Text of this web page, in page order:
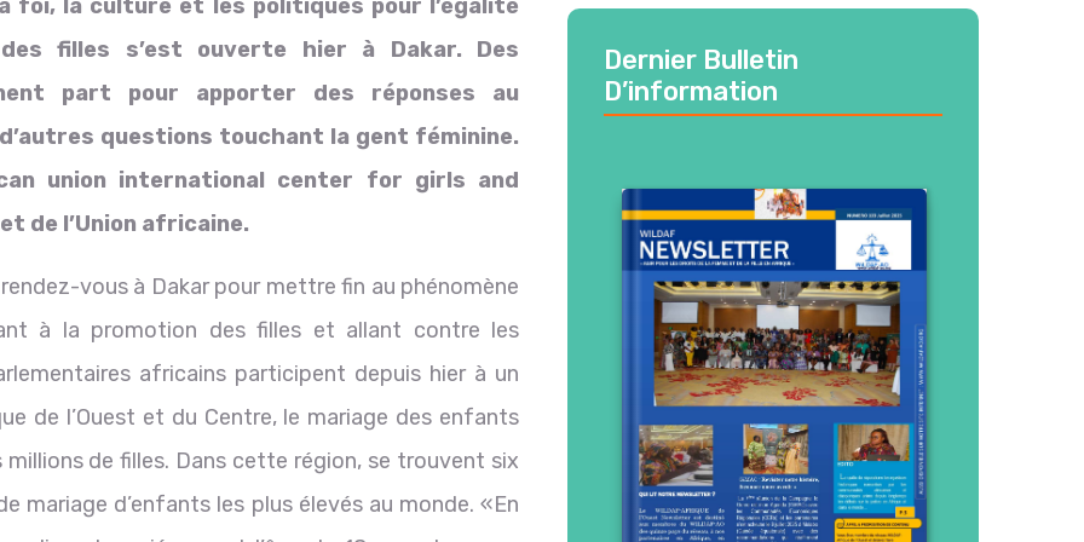
foi, la culture et les politiques pour l’égalité
filles s’est ouverte hier à Dakar. Des
part pour apporter des réponses au
questions touchant la gent féminine.
union international center for girls and
de l’Union africaine.
vous à Dakar pour mettre fin au phénomène
à la promotion des filles et allant contre les
africains participent depuis hier à un
de l’Ouest et du Centre, le mariage des enfants
de filles. Dans cette région, se trouvent six
mariage d’enfants les plus élevés au monde. «En
Dernier Bulletin
D’information